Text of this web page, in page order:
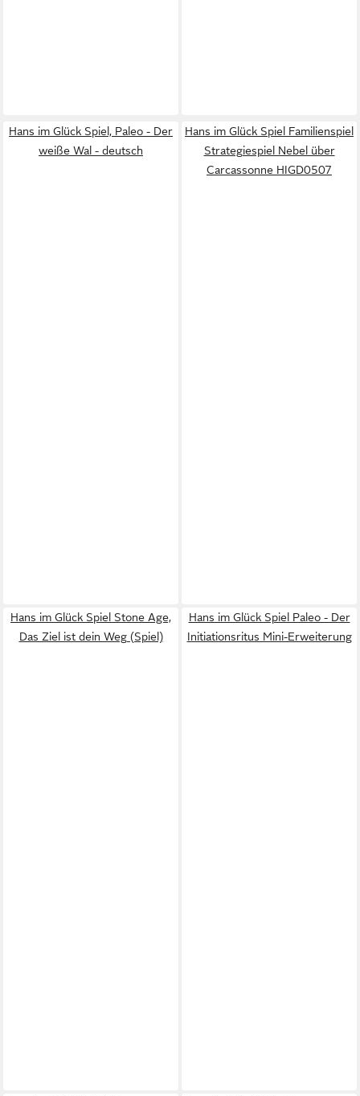
Hans im Glück Spiel, Paleo - Der
weiße Wal - deutsch
Hans im Glück Spiel Familienspiel
Strategiespiel Nebel über
Carcassonne HIGD0507
Hans im Glück Spiel Stone Age,
Das Ziel ist dein Weg (Spiel)
Hans im Glück Spiel Paleo - Der
Initiationsritus Mini-Erweiterung